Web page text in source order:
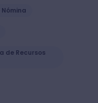
de Recursos